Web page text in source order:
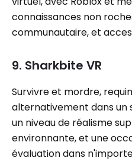
connaissances non
communautaire, et
9. Sharkbite VR
Survivre et mordre,
alternativement dans un
un niveau de réalisme
environnante, et une
évaluation dans